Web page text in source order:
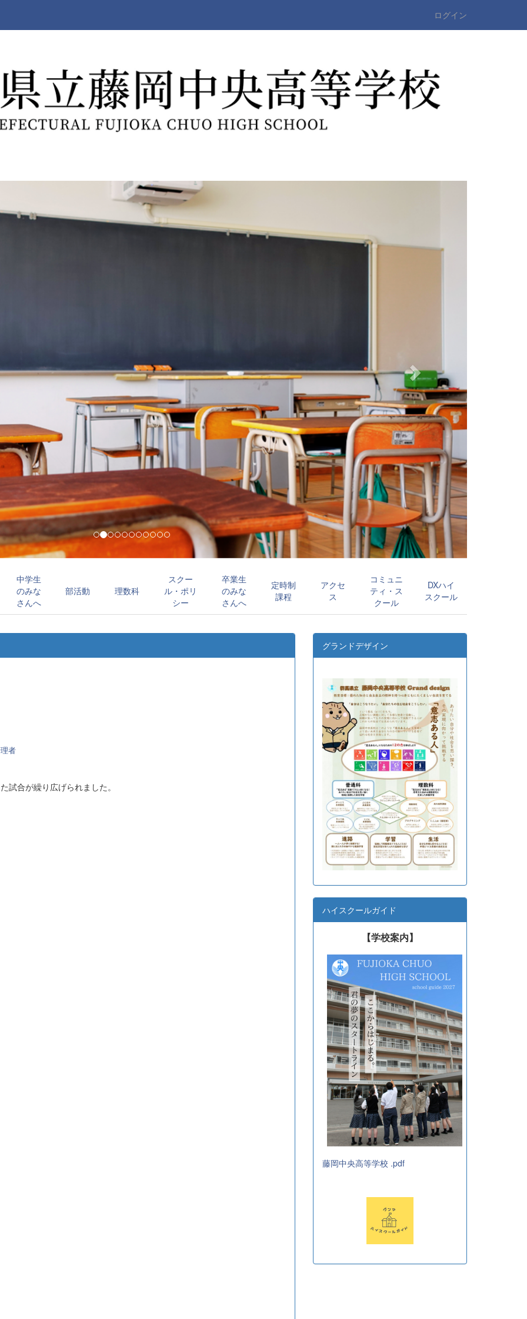
ログイン
中学生
のみな
さんへ
部活動 理数科
スクー
ル・ポリ
シー
卒業生
のみな
さんへ
定時制
課程
アクセ
ス
コミュニ
ティ・ス
クール
DXハイ
スクール
者
試合が繰り広げられました。
グランドデザイン
ハイスクールガイド
【学校案内】
藤岡中央高等学校 .pdf